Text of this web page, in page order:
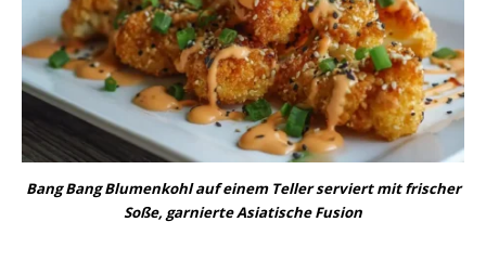
Bang Bang Blumenkohl auf einem Teller serviert mit frischer
Soße, garnierte Asiatische Fusion